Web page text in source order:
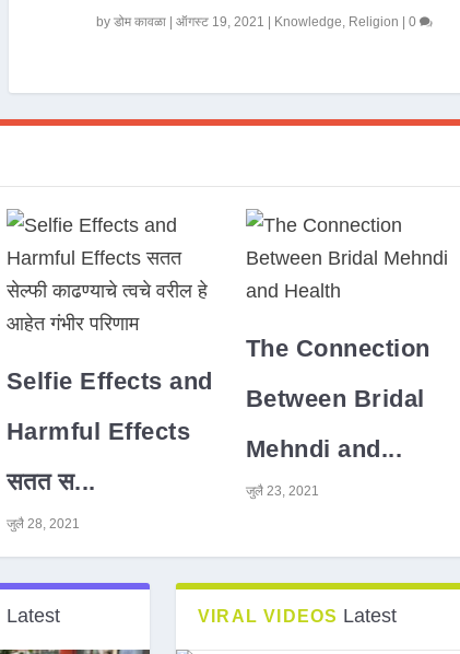
by डोम कावळा| ऑगस्ट 19, 2021 Knowledge, Religion 0
Selfie Effects and
Harmful Effects
सतत स...
जुलै 28, 2021
The Connection
Between Bridal
Mehndi and...
जुलै 23, 2021
Latest VIRAL VIDEOS Latest